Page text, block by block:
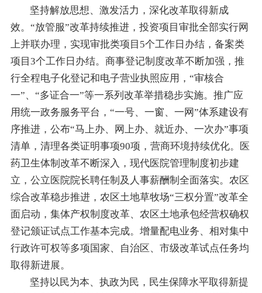
坚持解放思想、激发活力，深化改革取得新成
效。 “放管服”改革持续推进， 投资项目审批全部实行网
上并联办理 ，实现审批类项目5个工作日 办结，备案类
项目3个工作日 办结。 商事登记制度改革不断加强，推
行全程电子化登记和电子营业执照应用， “审核合
一”、“多证合一”等一系列改革举措稳步实施。 推广应
用统一政务服务平台 ，“一号、一窗、一网”体系建设有
序推进， 公布“马上办、网上办、就近办、一次办”事项
清单， 清理各类证明事项90项， 营商环境持续优化。
医
药卫生体制改革不断深入 ，现代医院管理制度初步建
立 ，公立医院院长聘任制及人事薪酬制 全面落实。 农区
综合改革稳步推进，农区土地草牧场“三权分置”改革全
面启动， 集体产权制度改革、 农区土地承包经营权确权
登记颁证试点工作基本完成。增量配电业务、相对集中
行政许可权等多项国家、自治区、市级改革试点任务均
取得新进展。
坚持以民为本、执政为民，民生保障水平取得新提